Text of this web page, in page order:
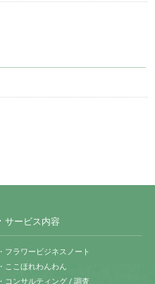
サービス内容
・フラワービジネスノート
・ここほれわんわん
・コンサルティング / 調査